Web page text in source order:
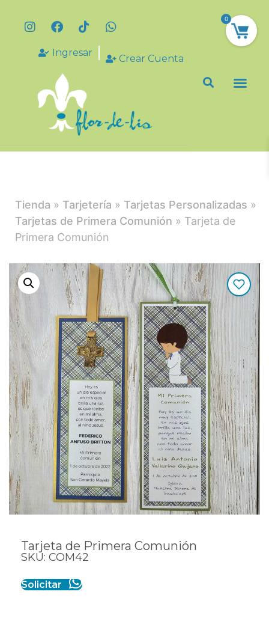
Ingresar
Crear Cuenta
Tienda » Tarjetería » Tarjetas Personalizadas »
Tarjetas de Primera Comunión » Tarjeta de
Primera Comunión
Tarjeta de Primera Comunión
SKU: COM42
Solicitar
0